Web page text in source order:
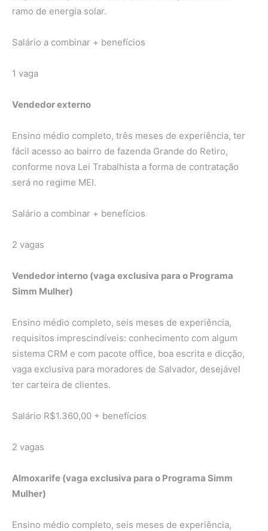
ramo de energia solar.
Salário a combinar + benefícios
1 vaga
Vendedor externo
Ensino médio completo, três meses de experiência, ter
fácil acesso ao bairro de fazenda Grande do Retiro,
conforme nova Lei Trabalhista a forma de contratação
será no regime MEI.
Salário a combinar + benefícios
2 vagas
Vendedor interno (vaga exclusiva para o Programa
Simm Mulher)
Ensino médio completo, seis meses de experiência,
requisitos imprescindíveis: conhecimento com algum
sistema CRM e com pacote office, boa escrita e dicção,
vaga exclusiva para moradores de Salvador, desejável
ter carteira de clientes.
Salário R$1.360,00 + benefícios
2 vagas
Almoxarife (vaga exclusiva para o Programa Simm
Mulher)
Ensino médio completo, seis meses de experiência,